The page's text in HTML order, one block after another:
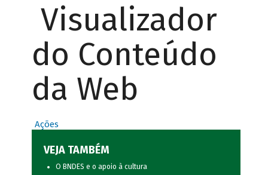
Visualizador
do Conteúdo
da Web
Ações
VEJA TAMBÉM
O BNDES e o apoio à cultura